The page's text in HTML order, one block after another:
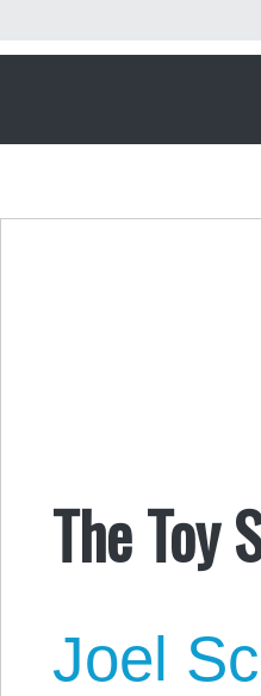
The Toy
Joel